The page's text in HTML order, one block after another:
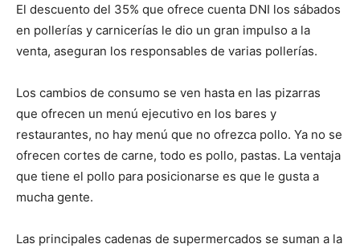
El descuento del 35% que ofrece cuenta DNI los sábados
en pollerías y carnicerías le dio un gran impulso a la
venta, aseguran los responsables de varias pollerías.
Los cambios de consumo se ven hasta en las pizarras
que ofrecen un menú ejecutivo en los bares y
restaurantes, no hay menú que no ofrezca pollo. Ya no se
ofrecen cortes de carne, todo es pollo, pastas. La ventaja
que tiene el pollo para posicionarse es que le gusta a
mucha gente.
Las principales cadenas de supermercados se suman a la